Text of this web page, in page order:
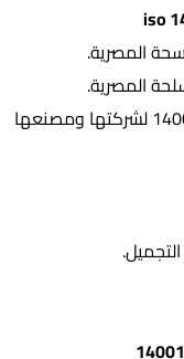
المصرية.
المصرية.
– شركة توتال باور – وقد حصلت على ايزو 14001 لشركتها ومصنعها